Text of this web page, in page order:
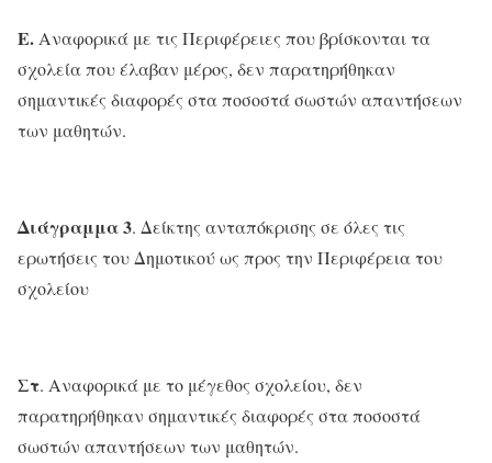
Ε. Αναφορικά με τις Περιφέρειες που βρίσκονται τα
σχολεία που έλαβαν μέρος, δεν παρατηρήθηκαν
σημαντικές διαφορές στα ποσοστά σωστών απαντήσεων
των μαθητών.
Διάγραμμα 3. Δείκτης ανταπόκρισης σε όλες τις
ερωτήσεις του Δημοτικού ως προς την Περιφέρεια του
σχολείου
Στ. Αναφορικά με το μέγεθος σχολείου, δεν
παρατηρήθηκαν σημαντικές διαφορές στα ποσοστά
σωστών απαντήσεων των μαθητών.